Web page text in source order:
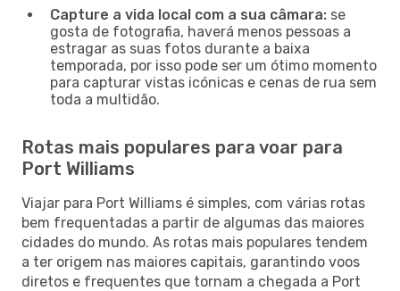
Capture a vida local com a sua câmara: se
gosta de fotografia, haverá menos pessoas a
estragar as suas fotos durante a baixa
temporada, por isso pode ser um ótimo momento
para capturar vistas icónicas e cenas de rua sem
toda a multidão.
Rotas mais populares para voar para
Port Williams
Viajar para Port Williams é simples, com várias rotas
bem frequentadas a partir de algumas das maiores
cidades do mundo. As rotas mais populares tendem
a ter origem nas maiores capitais, garantindo voos
diretos e frequentes que tornam a chegada a Port